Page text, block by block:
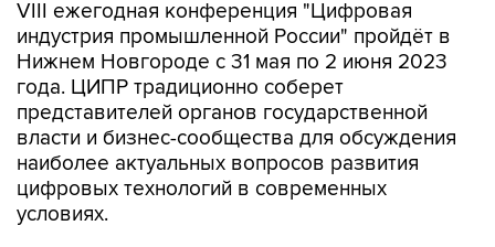
VIII ежегодная конференция "Цифровая
индустрия промышленной России" пройдёт в
Нижнем Новгороде с 31 мая по 2 июня 2023
года. ЦИПР традиционно соберет
представителей органов государственной
власти и бизнес-сообщества для обсуждения
наиболее актуальных вопросов развития
цифровых технологий в современных
условиях.